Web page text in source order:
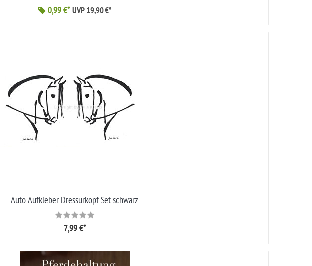
0,99 €* UVP 19,90 €*
Auto Aufkleber Dressurkopf Set schwarz
7,99 €*